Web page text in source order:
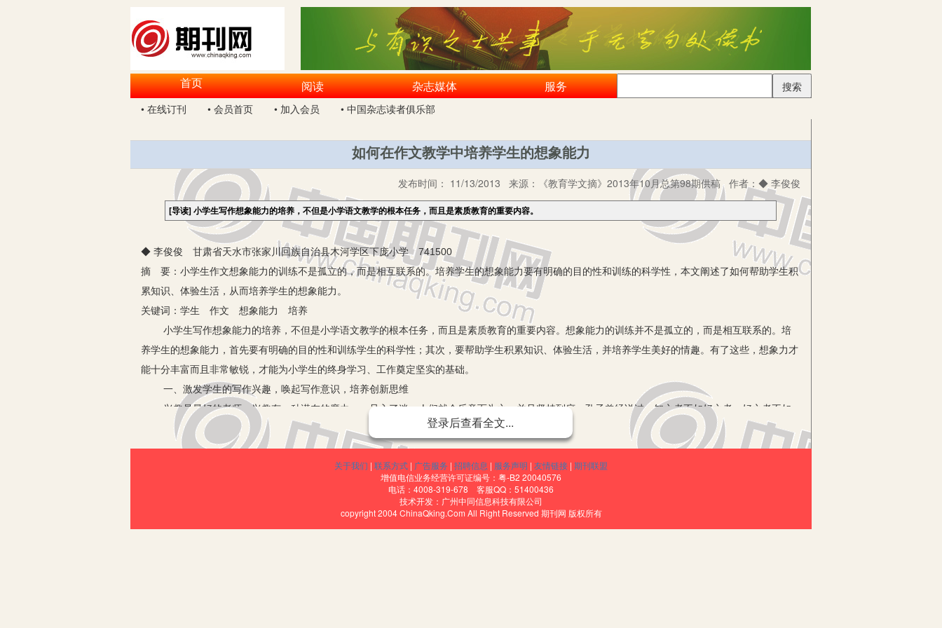
首页 阅读 杂志媒体 服务
搜索
• 在线订刊
• 会员首页 • 加入会员 • 中国杂志读者俱乐部
如何在作文教学中培养学生的想象能力
发布时间： 11/13/2013 来源： 《教育学文摘》2013年10月总第98期供稿 作者： ◆ 李俊俊
[导读]小学生写作想象能力的培养，不但是小学语文教学的根本任务，而且是素质教育的重要内容。
◆ 李俊俊 甘肃省天水市张家川回族自治县木河学区下庞小学 741500
摘 要：小学生作文想象能力的训练不是孤立的，而是相互联系的。培养学生的想象能力要有明确的目的性和训练的科学性，本文阐述了如何帮助学生积
累知识、体验生活，从而培养学生的想象能力。
关键词：学生 作文 想象能力 培养
小学生写作想象能力的培养，不但是小学语文教学的根本任务，而且是素质教育的重要内容。想象能力的训练并不是孤立的，而是相互联系的。培
养学生的想象能力，首先要有明确的目的性和训练学生的科学性；其次，要帮助学生积累知识、体验生活，并培养学生美好的情趣。有了这些，想象力才
能十分丰富而且非常敏锐，才能为小学生的终身学习、工作奠定坚实的基础。
一、激发学生的写作兴趣，唤起写作意识，培养创新思维
兴趣是最好的老师。兴趣有一种潜在的魔力，一旦入了迷，人们就会乐意而为之，并且坚持到底。孔子曾经说过：知之者不如好之者，好之者不如
乐之者。句中的“好之”指的是爱好，“乐之”则指的是兴趣。古今中外，许多有成就的人都是首先产生浓厚的兴趣，然后持之以恒，经过不懈努力，最后终
有所成。写作也是这样，要成功，必须首先有浓厚的兴趣。写作兴趣要在平时的教学活动过程中培养，从多练笔开始，从语言实践入手。小学语文课后面
都安排有小练笔，这一练习为开发小学生的想象力、发展创新思维提供了素材。爱因斯坦曾经说过：想象力远比知识更重要。通过练笔调动了学生的创作
积极性，他们忆自己所见、写自己所想、抒自己所感，使学生的创新思维从这里开始。
登录后查看全文...
关于我们 | 联系方式 | 广告服务 | 招聘信息 | 服务声明 | 友情链接 | 期刊联盟
增值电信业务经营许可证编号：粤-B2 20040576
电话：4008-319-678 客服QQ：51400436
技术开发：广州中同信息科技有限公司
copyright 2004 ChinaQking.Com All Right Reserved 期刊网 版权所有